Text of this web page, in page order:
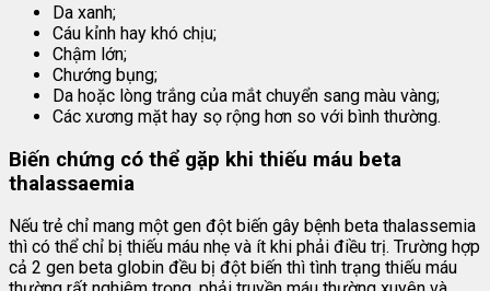
Da xanh;
Cáu kỉnh hay khó chịu;
Chậm lớn;
Chướng bụng;
Da hoặc lòng trắng của mắt chuyển sang màu vàng;
Các xương mặt hay sọ rộng hơn so với bình thường.
Biến chứng có thể gặp khi thiếu máu beta
thalassaemia
Nếu trẻ chỉ mang một gen đột biến gây bệnh beta thalassemia
thì có thể chỉ bị thiếu máu nhẹ và ít khi phải điều trị. Trường hợp
cả 2 gen beta globin đều bị đột biến thì tình trạng thiếu máu